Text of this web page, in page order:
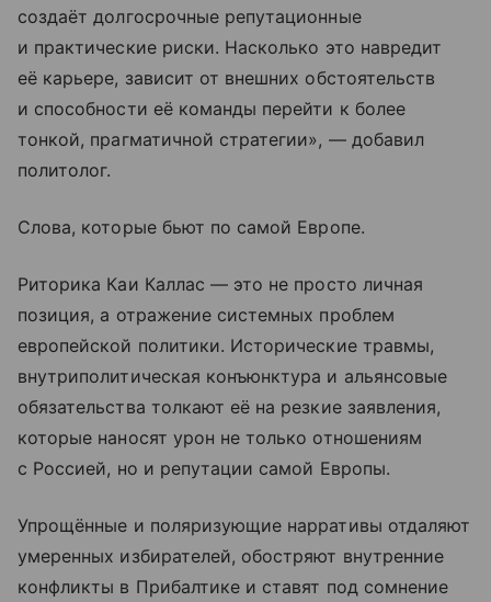
создаёт долгосрочные репутационные
и практические риски. Насколько это навредит
её карьере, зависит от внешних обстоятельств
и способности её команды перейти к более
тонкой, прагматичной стратегии», — добавил
политолог.
Слова, которые бьют по самой Европе.
Риторика Каи Каллас — это не просто личная
позиция, а отражение системных проблем
европейской политики. Исторические травмы,
внутриполитическая конъюнктура и альянсовые
обязательства толкают её на резкие заявления,
которые наносят урон не только отношениям
с Россией, но и репутации самой Европы.
Упрощённые и поляризующие нарративы отдаляют
умеренных избирателей, обостряют внутренние
конфликты в Прибалтике и ставят под сомнение